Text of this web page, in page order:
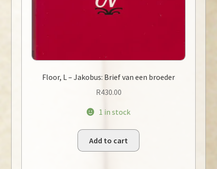
Floor, L – Jakobus: Brief van een broeder
R430.00
1 in stock
Add to cart